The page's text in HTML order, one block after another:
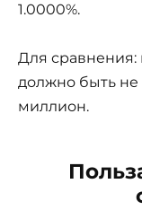
1.0000%.
Для сравнения:
должно быть не
миллион.